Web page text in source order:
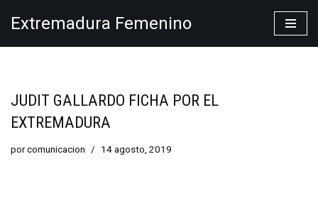
Extremadura Femenino
JUDIT GALLARDO FICHA POR EL
EXTREMADURA
porcomunicacion 14 agosto, 2019